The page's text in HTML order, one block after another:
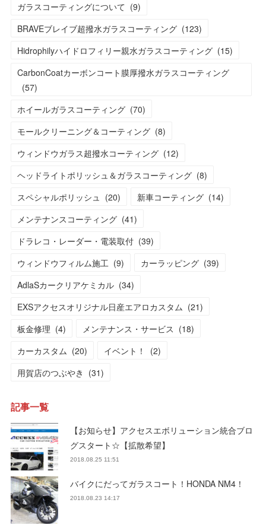
ガラスコーティングについて (9)
BRAVEブレイブ超撥水ガラスコーティング (123)
Hidrophilyハイドロフィリー親水ガラスコーティング (15)
CarbonCoatカーボンコート膜厚撥水ガラスコーティング
(57)
ホイールガラスコーティング (70)
モールクリーニング＆コーティング (8)
ウィンドウガラス超撥水コーティング (12)
ヘッドライトポリッシュ＆ガラスコーティング (8)
スペシャルポリッシュ (20) 新車コーティング (14)
メンテナンスコーティング (41)
ドラレコ・レーダー・電装取付 (39)
ウィンドウフィルム施工 (9) カーラッピング (39)
AdlaSカークリアケミカル (34)
EXSアクセスオリジナル日産エアロカスタム (21)
板金修理 (4) メンテナンス・サービス (18)
カーカスタム (20) イベント！ (2)
用賀店のつぶやき (31)
記事一覧
【お知らせ】アクセスエボリューション統合ブロ
グスタート☆【拡散希望】
2018.08.25 11:51
バイクにだってガラスコート！HONDA NM4！
2018.08.23 14:17